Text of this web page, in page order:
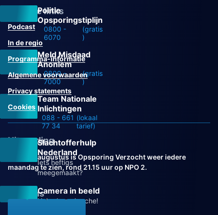
Politie
Opsporingstiplijn
0800 -
6070
(gratis
)
Meld Misdaad
Anoniem
0800 -
7000
(gratis
)
Team Nationale
Inlichtingen
088 - 661
77 34
(lokaal
tarief)
Slachtofferhulp
Nederland
Iets heftigs
meegemaakt?
Camera in beeld
Help de recherche!
Overige links
Podcast
In de regio
Programma-informatie
Algemene voorwaarden
Privacy statements
Cookies
Uitzending
Vanaf 31 augustus is Opsporing Verzocht weer iedere
maandag te zien, rond 21.15 uur op NPO 2.
Volg ons